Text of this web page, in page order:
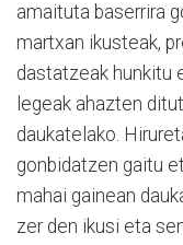
amaituta baserrira
martxan ikusteak,
dastatzeak hunkitu
legeak ahazten
daukatelako.
gonbidatzen gaitu
mahai gainean
zer den ikusi eta